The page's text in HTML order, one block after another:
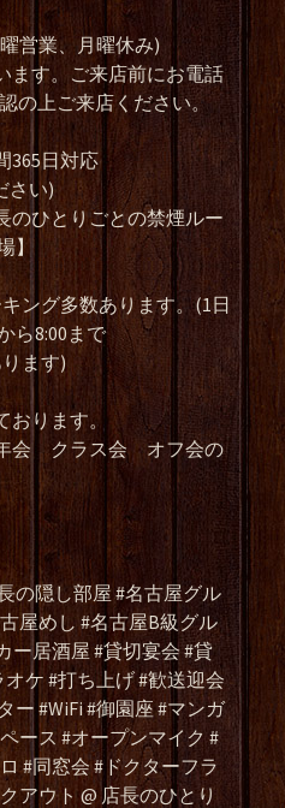
営業、月曜休み)
ます。ご来店前にお電話
の上ご来店ください。
365日対応
さい)
ひとりごとの禁煙ルー
】
ング多数あります。(1日
ら8:00まで
ます)
おります。
会 クラス会 オフ会の
の隠し部屋 #名古屋グル
屋めし #名古屋B級グル
ー居酒屋 #貸切宴会 #貸
ケ #打ち上げ #歓送迎会
ー #WiFi #御園座 #マンガ
ース #オープンマイク #
#同窓会 #ドクターフラ
アウト @ 店長のひとり